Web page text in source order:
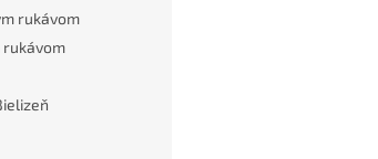
rukávom
rukávom